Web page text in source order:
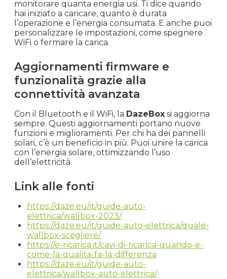
monitorare quanta energia usi. Ti dice quando
hai iniziato a caricare, quanto è durata
l’operazione e l’energia consumata. E anche puoi
personalizzare le impostazioni, come spegnere
WiFi o fermare la carica.
Aggiornamenti firmware e
funzionalità grazie alla
connettività avanzata
Con il Bluetooth e il WiFi, la DazeBox si aggiorna
sempre. Questi aggiornamenti portano nuove
funzioni e miglioramenti. Per chi ha dei pannelli
solari, c’è un beneficio in più. Puoi unire la carica
con l’energia solare, ottimizzando l’uso
dell’elettricità.
Link alle fonti
https://daze.eu/it/guide-auto-
elettrica/wallbox-2023/
https://daze.eu/it/guide-auto-elettrica/quale-
wallbox-scegliere/
https://e-ricarica.it/cavi-di-ricarica-quando-e-
come-la-qualita-fa-la-differenza
https://daze.eu/it/guide-auto-
elettrica/wallbox-auto-elettrica/